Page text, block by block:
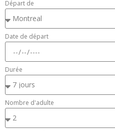
Départ de
Date de départ
Durée
Nombre d'adulte